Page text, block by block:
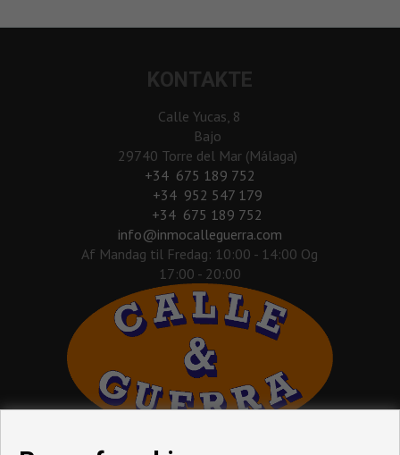
KONTAKTE
Calle Yucas, 8
Bajo
29740 Torre del Mar (Málaga)
‎+34 675 189 752
+34 952 547 179
+34 675 189 752
info@inmocalleguerra.com
Af Mandag til Fredag: 10:00 - 14:00 Og
17:00 - 20:00